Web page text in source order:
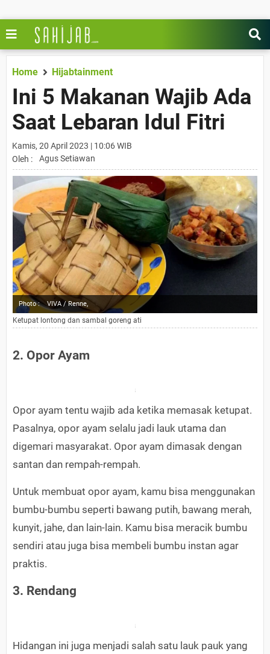
Home Hijabtainment
Ini 5 Makanan Wajib Ada
Saat Lebaran Idul Fitri
Kamis, 20 April 2023 | 10:06 WIB
Oleh :
Agus Setiawan
Photo : VIVA / Renne,
Ketupat lontong dan sambal goreng ati
2. Opor Ayam
Opor ayam tentu wajib ada ketika memasak ketupat.
Pasalnya, opor ayam selalu jadi lauk utama dan
digemari masyarakat. Opor ayam dimasak dengan
santan dan rempah-rempah.
Untuk membuat opor ayam, kamu bisa menggunakan
bumbu-bumbu seperti bawang putih, bawang merah,
kunyit, jahe, dan lain-lain. Kamu bisa meracik bumbu
sendiri atau juga bisa membeli bumbu instan agar
praktis.
3. Rendang
Hidangan ini juga menjadi salah satu lauk pauk yang